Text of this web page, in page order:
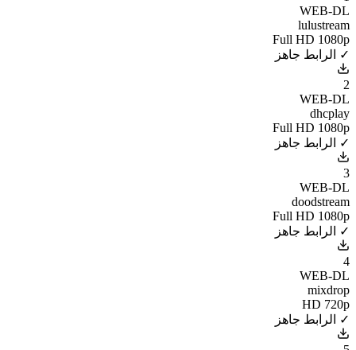
WEB-DL
lulustream
Full HD 1080p
✓ الرابط جاهز
2
WEB-DL
dhcplay
Full HD 1080p
✓ الرابط جاهز
3
WEB-DL
doodstream
Full HD 1080p
✓ الرابط جاهز
4
WEB-DL
mixdrop
HD 720p
✓ الرابط جاهز